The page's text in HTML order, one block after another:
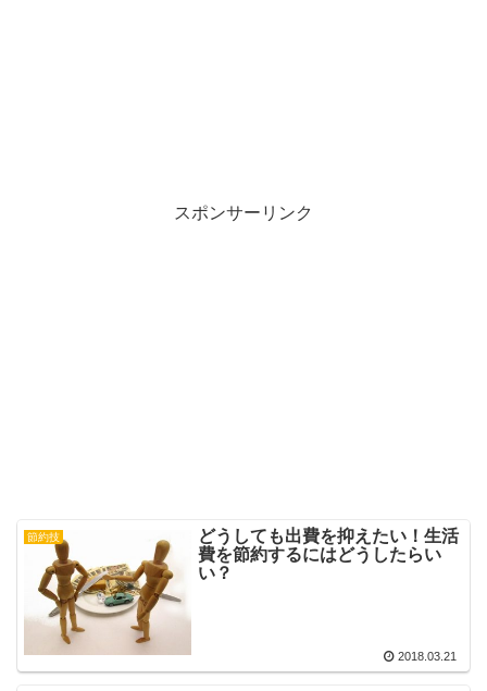
スポンサーリンク
節約技
どうしても出費を抑えたい！生活
費を節約するにはどうしたらい
い？
2018.03.21